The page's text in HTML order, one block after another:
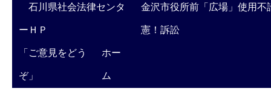
石川県社会法律センタ
ーＨＰ
金沢市役所前「広場」使用不
憲！訴訟
「ご意見をどう
ぞ」
ホー
ム